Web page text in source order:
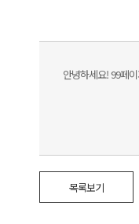
안녕하세요! 99페
목록보기